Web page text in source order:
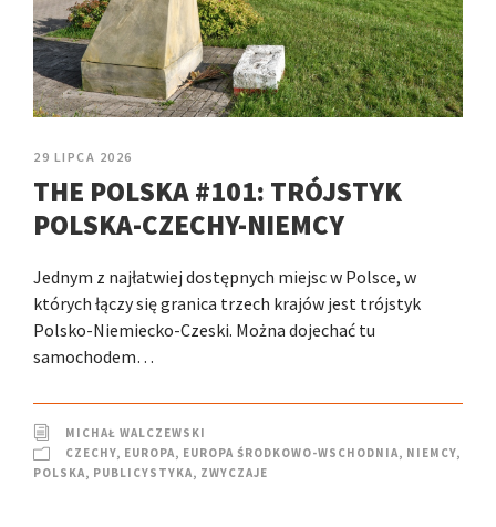
29 LIPCA 2026
THE POLSKA #101: TRÓJSTYK
POLSKA-CZECHY-NIEMCY
Jednym z najłatwiej dostępnych miejsc w Polsce, w
których łączy się granica trzech krajów jest trójstyk
Polsko-Niemiecko-Czeski. Można dojechać tu
samochodem…
MICHAŁ WALCZEWSKI
CZECHY, EUROPA, EUROPA ŚRODKOWO-WSCHODNIA, NIEMCY,
POLSKA, PUBLICYSTYKA, ZWYCZAJE